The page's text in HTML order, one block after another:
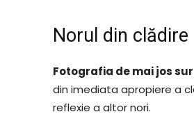
Norul din clădire
Fotografia de mai jos
din imediata apropiere a
reflexie a altor nori.